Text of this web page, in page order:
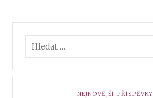
NEJNOVĚJŠÍ PŘÍSPĚVKY